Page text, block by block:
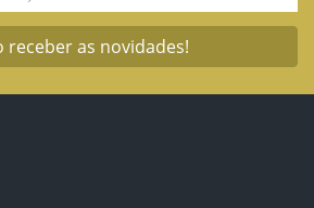
receber as novidades!